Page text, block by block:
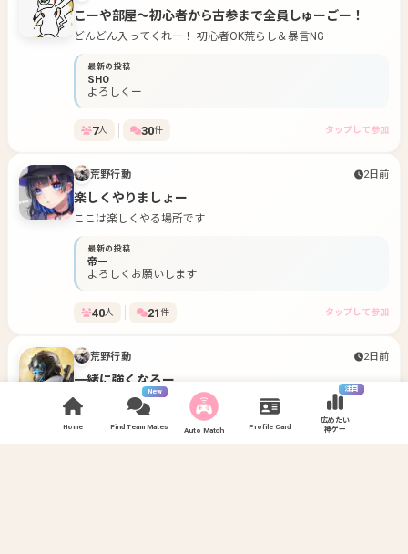
Home
New
Find Team Mates Auto Match Profile Card
注目
広めたい
神ゲー
こーや部屋～初心者から古参まで全員しゅーごー！
どんどん入ってくれー！ 初心者OK荒らし＆暴言NG
最新の投稿
SHO
よろしくー
7人 30件 タップして参加
荒野行動 2日前
楽しくやりましょー
ここは楽しくやる場所です
最新の投稿
帝一
よろしくお願いします
40人 21件 タップして参加
荒野行動 2日前
一緒に強くなろー
主下手くそですが楽しくやりましょー！
最新の投稿